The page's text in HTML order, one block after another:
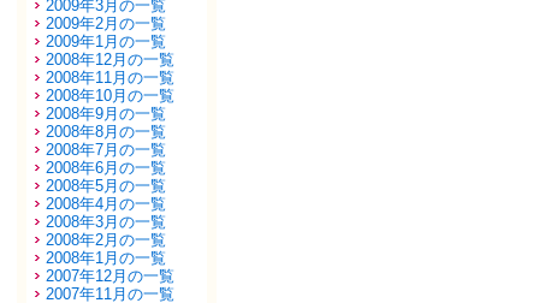
2009年3月の一覧
2009年2月の一覧
2009年1月の一覧
2008年12月の一覧
2008年11月の一覧
2008年10月の一覧
2008年9月の一覧
2008年8月の一覧
2008年7月の一覧
2008年6月の一覧
2008年5月の一覧
2008年4月の一覧
2008年3月の一覧
2008年2月の一覧
2008年1月の一覧
2007年12月の一覧
2007年11月の一覧